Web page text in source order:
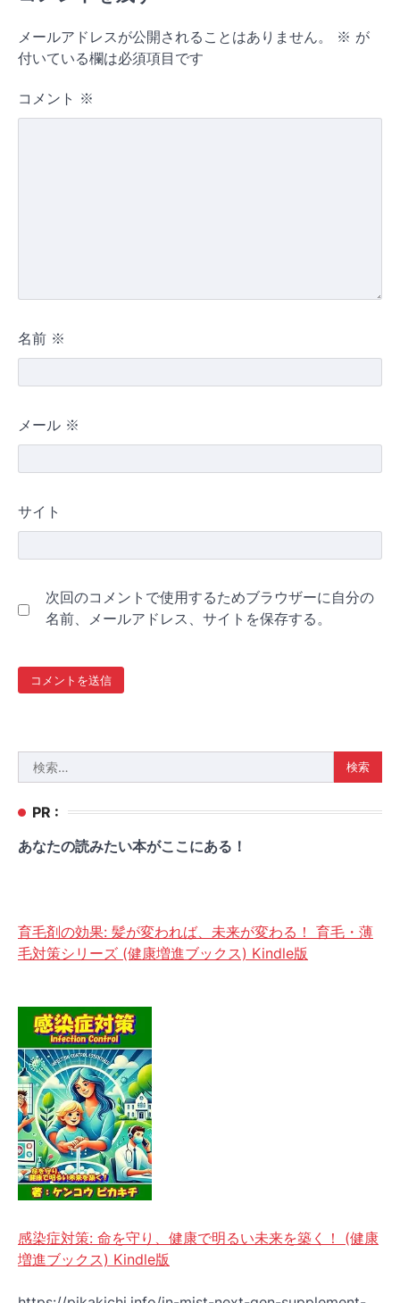
メールアドレスが公開されることはありません。 ※ が
付いている欄は必須項目です
コメント ※
名前 ※
メール ※
サイト
次回のコメントで使用するためブラウザーに自分の
名前、メールアドレス、サイトを保存する。
索:
PR :
あなたの読みたい本がここにある！
育毛剤の効果: 髪が変われば、未来が変わる！ 育毛・薄
毛対策シリーズ (健康増進ブックス) Kindle版
感染症対策: 命を守り、健康で明るい未来を築く！ (健康
増進ブックス) Kindle版